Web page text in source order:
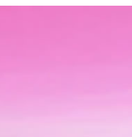
Trauerhilfe,
✔️
Entdeck meine